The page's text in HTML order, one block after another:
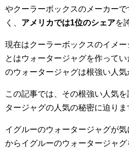
やクーラーボックスのメーカー
く、 アメリカでは1位のシェアを
現在はクーラーボックスのイメ
とはウォータージャグを作って
のウォータージャグは根強い人気
この記事では、その根強い人気
タージャグの人気の秘密に迫りま
イグルーのウォータージャグが
からイグルーのウォータージャ